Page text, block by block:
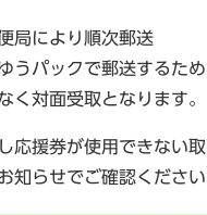
局により順次郵送
で郵送するため、
く対面受取となります。
応援券が使用できない
知らせでご確認ください